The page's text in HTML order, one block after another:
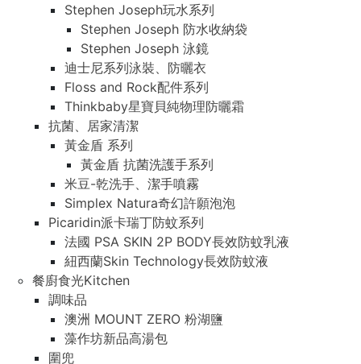
Stephen Joseph玩水系列
Stephen Joseph 防水收納袋
Stephen Joseph 泳鏡
迪士尼系列泳裝、防曬衣
Floss and Rock配件系列
Thinkbaby星寶貝純物理防曬霜
抗菌、居家清潔
黃金盾 系列
黃金盾 抗菌洗護手系列
米豆-乾洗手、潔手噴霧
Simplex Natura奇幻許願泡泡
Picaridin派卡瑞丁防蚊系列
法國 PSA SKIN 2P BODY長效防蚊乳液
紐西蘭Skin Technology長效防蚊液
餐廚食光Kitchen
調味品
澳洲 MOUNT ZERO 粉湖鹽
藻作坊新品高湯包
圍兜